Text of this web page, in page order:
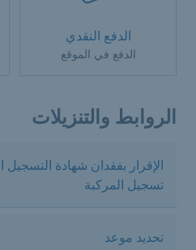
الدفع النقدي
الدفع في الموقع
الروابط والتنزيلات
الإقرار بفقدان شهادة التسجيل
تسجيل المركبة
تحديد موعد